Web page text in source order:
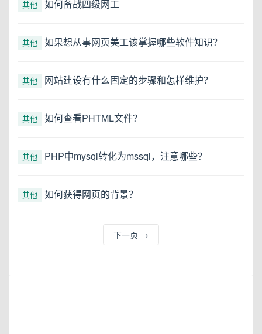
其他 如何备战四级网工
其他 如果想从事网页美工该掌握哪些软件知识？
其他 网站建设有什么固定的步骤和怎样维护？
其他 如何查看PHTML文件？
其他 PHP中mysql转化为mssql，注意哪些？
其他 如何获得网页的背景？
下一页 →